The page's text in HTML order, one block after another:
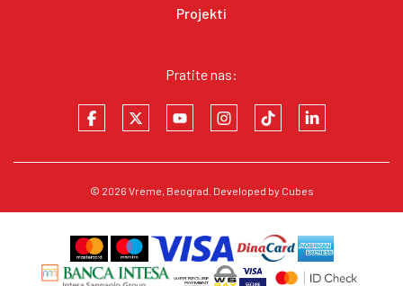
Projekti
Pratite nas:
© 2026 Vreme, Beograd. Developed by Cubes